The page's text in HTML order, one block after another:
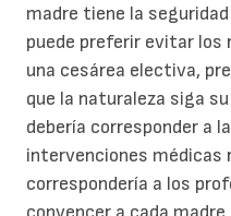
madre tiene la
puede preferir evitar los
una cesárea electiva,
que la naturaleza siga
debería corresponder a
intervenciones médicas
correspondería a los